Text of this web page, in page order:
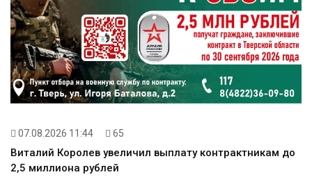
07.08.2026 11:44 65
Виталий Королев увеличил выплату контрактникам до
2,5 миллиона рублей